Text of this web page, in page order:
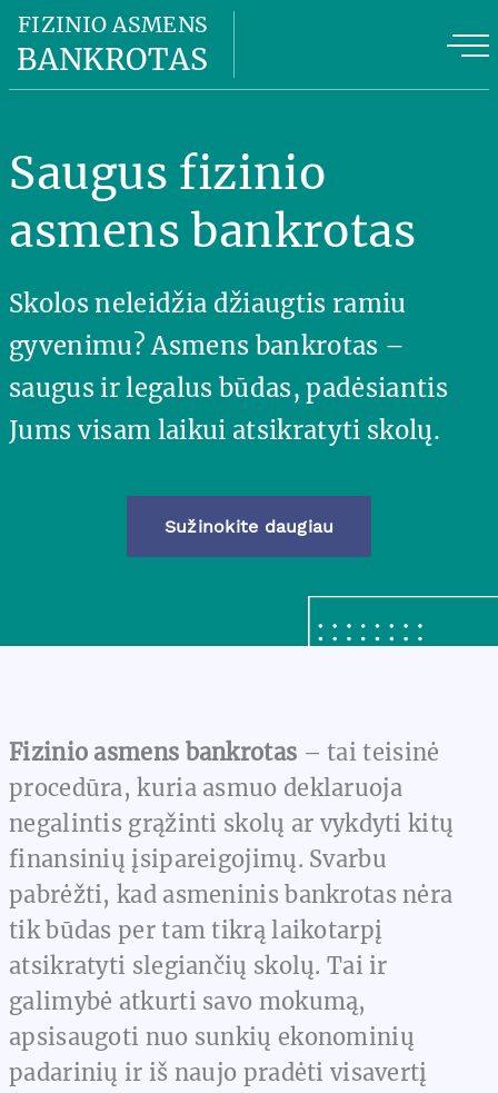
FIZINIO ASMENS
BANKROTAS Fizinio asmens bankroto kaina
Apie mus
Kontaktai
Saugus fizinio
asmens bankrotas
Skolos neleidžia džiaugtis ramiu
gyvenimu? Asmens bankrotas –
saugus ir legalus būdas, padėsiantis
Jums visam laikui atsikratyti skolų.
Sužinokite daugiau
Fizinio asmens bankrotas – tai teisinė
procedūra, kuria asmuo deklaruoja
negalintis grąžinti skolų ar vykdyti kitų
finansinių įsipareigojimų. Svarbu
pabrėžti, kad asmeninis bankrotas nėra
tik būdas per tam tikrą laikotarpį
atsikratyti slegiančių skolų. Tai ir
galimybė atkurti savo mokumą,
apsisaugoti nuo sunkių ekonominių
padarinių ir iš naujo pradėti visavertį